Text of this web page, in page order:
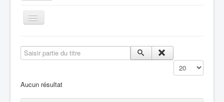
Toggle
Navigation
Aviation Commerciale
Saisir partie du titre
Affichage #
Aucun résultat